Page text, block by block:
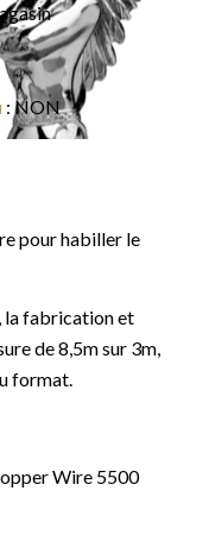
: NON
pour habiller le
la fabrication et
de 8,5m sur 3m,
format.
Wire 5500